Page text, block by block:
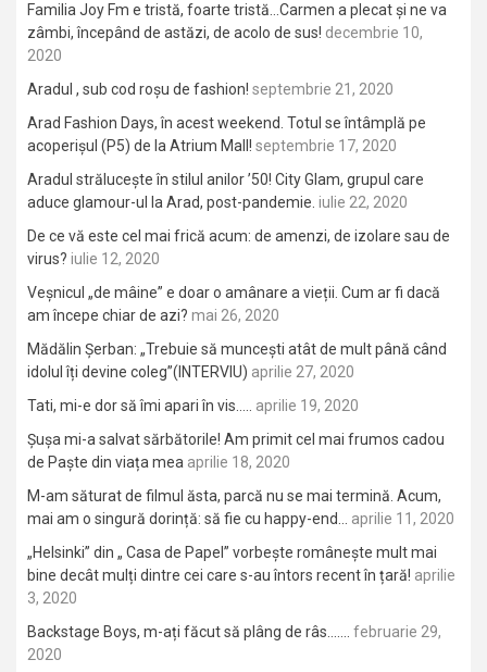
Familia Joy Fm e tristă, foarte tristă…Carmen a plecat și ne va
zâmbi, începând de astăzi, de acolo de sus! decembrie 10,
2020
Aradul , sub cod roșu de fashion! septembrie 21, 2020
Arad Fashion Days, în acest weekend. Totul se întâmplă pe
acoperișul (P5) de la Atrium Mall! septembrie 17, 2020
Aradul strălucește în stilul anilor ’50! City Glam, grupul care
aduce glamour-ul la Arad, post-pandemie. iulie 22, 2020
De ce vă este cel mai frică acum: de amenzi, de izolare sau de
virus? iulie 12, 2020
Veșnicul „de mâine” e doar o amânare a vieții. Cum ar fi dacă
am începe chiar de azi? mai 26, 2020
Mădălin Șerban: „Trebuie să muncești atât de mult până când
idolul îți devine coleg”(INTERVIU) aprilie 27, 2020
Tati, mi-e dor să îmi apari în vis…..
aprilie 19, 2020
Șușa mi-a salvat sărbătorile! Am primit cel mai frumos cadou
de Paște din viața mea aprilie 18, 2020
M-am săturat de filmul ăsta, parcă nu se mai termină. Acum,
mai am o singură dorință: să fie cu happy-end…
aprilie 11, 2020
„Helsinki” din „ Casa de Papel” vorbește românește mult mai
bine decât mulți dintre cei care s-au întors recent în țară! aprilie
3, 2020
Backstage Boys, m-ați făcut să plâng de râs…….
februarie 29,
2020